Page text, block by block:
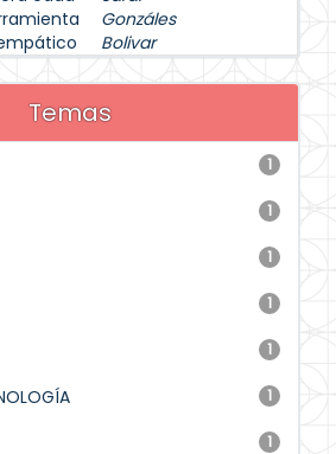
Gonzáles
Bolivar
Temas
1
1
1
1
1
1
1